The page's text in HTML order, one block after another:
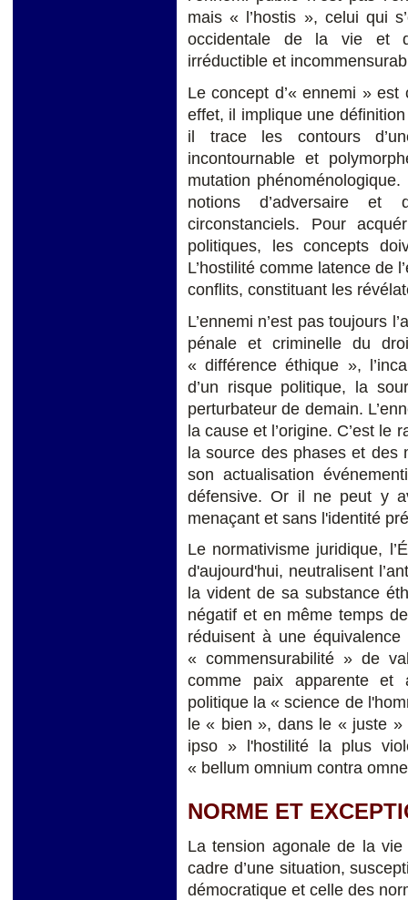
mais « l’hostis », celui qui
occidentale de la vie et
irréductible et
Le concept d’« ennemi »
effet, il implique une
il trace les contours
incontournable et
mutation
notions d’adversaire et
circonstanciels. Pour
politiques, les concepts
L’hostilité comme latence de
conflits, constituant les
L’ennemi n’est pas toujours
pénale et criminelle du
« différence éthique »,
d’un risque politique, la
perturbateur de demain.
la cause et l’origine. C’est le
la source des phases et des
son actualisation
défensive. Or il ne peut y
menaçant et sans l'identité
Le normativisme juridique,
d'aujourd'hui, neutralisent
la vident de sa substance
négatif et en même temps
réduisent à une
« commensurabilité » de
comme paix apparente et
politique la « science de
le « bien », dans le « juste
ipso » l'hostilité la plus
« bellum omnium contra
NORME ET
La tension agonale de la
cadre d’une situation,
démocratique et celle des